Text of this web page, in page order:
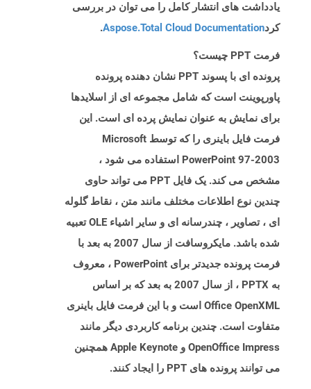
یادداشت های انتشار کامل را می توان در بررسی
کردAspose.Total Cloud Documentation
.
فرمت PPT چیست؟
پرونده ای با پسوند PPT نشان دهنده پرونده
پاورپوینت است که شامل مجموعه ای از اسلایدها
برای نمایش به عنوان نمایش پرده ای است. این
فرمت فایل باینری را که توسط Microsoft
PowerPoint 97-2003 استفاده می شود ،
مشخص می کند. یک فایل PPT می تواند حاوی
چندین نوع اطلاعات مختلف مانند متن ، نقاط گلوله
ای ، تصاویر ، چندرسانه ای و سایر اشیاء OLE تعبیه
شده باشد. مایکروسافت از سال 2007 به بعد با
فرمت پرونده جدیدتر برای PowerPoint ، معروف
به PPTX ، از سال 2007 به بعد که بر اساس
Office OpenXML است و با این فرمت فایل باینری
متفاوت است. چندین برنامه کاربردی دیگر مانند
OpenOffice Impress و Apple Keynote همچنین
می توانند پرونده های PPT را ایجاد کنند.